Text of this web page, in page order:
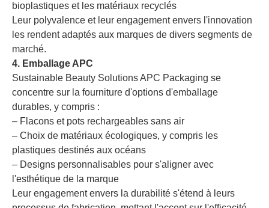
bioplastiques et les matériaux recyclés
Leur polyvalence et leur engagement envers l'innovation
les rendent adaptés aux marques de divers segments de
marché.
4. Emballage APC
Sustainable Beauty Solutions APC Packaging se
concentre sur la fourniture d'options d'emballage
durables, y compris :
– Flacons et pots rechargeables sans air
– Choix de matériaux écologiques, y compris les
plastiques destinés aux océans
– Designs personnalisables pour s'aligner avec
l'esthétique de la marque
Leur engagement envers la durabilité s'étend à leurs